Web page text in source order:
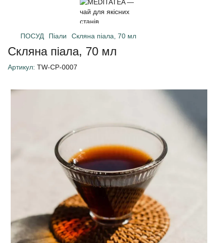
ПОСУД Піали Скляна піала, 70 мл
Скляна піала, 70 мл
Артикул: TW-CP-0007